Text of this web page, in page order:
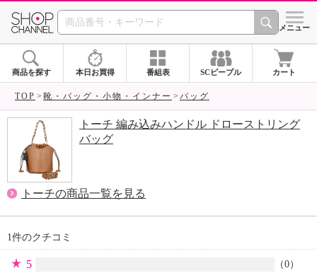
SHOP CHANNEL シメニュー
商品を探す 本日お買得 番組表 SCピープル カート
TOP 靴・バッグ・小物・インナー バッグ
トーチ 編み込みハンドル ドローストリング
バッグ
トーチの商品一覧を見る
1件のクチコミ
5 （0）